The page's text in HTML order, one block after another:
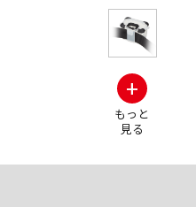
+
もっと
見る